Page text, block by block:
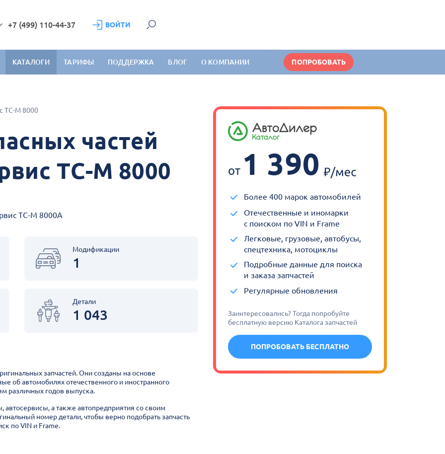
+7 (499) 110-44-37 ВОЙТИ
КАТАЛОГИ ТАРИФЫ ПОДДЕРЖКА БЛОГ О КОМПАНИИ ПОПРОБОВАТЬ
ТС-М 8000
частей
ТС-М 8000
ТС-М 8000А
Модификации
1
Детали
1 043
запчастей. Они созданы на основе
об автомобилях отечественного и иностранного
различных годов выпуска.
автосервисы, а также автопредприятия со своим
номер детали, чтобы верно подобрать запчасть
по VIN и Frame.
от 1 390
Более 400 марок автомобилей
Отечественные и иномарки
с поиском по VIN и Frame
Легковые, грузовые, автобусы,
спецтехника, мотоциклы
Подробные данные для поиска
и заказа запчастей
Регулярные обновления
Заинтересовались? Тогда попробуйте
бесплатную версию Каталога запчастей
ПОПРОБОВАТЬ БЕСПЛАТНО